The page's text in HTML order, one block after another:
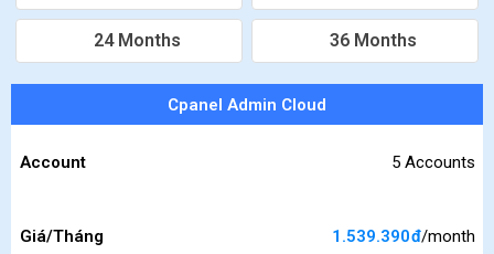
24 Months 36 Months
Account
Giá/Tháng
Cpanel Admin Cloud
Account 5 Accounts
Giá/Tháng 1.539.390đ/month